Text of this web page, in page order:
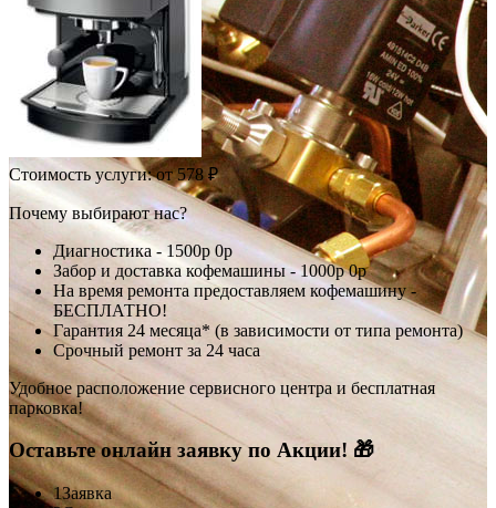
Стоимость услуги:от 578 ₽
Почему выбирают нас?
Диагностика -1500р 0р
Забор и доставка кофемашины -1000р0р
На время ремонта предоставляем кофемашину -
БЕСПЛАТНО!
Гарантия 24 месяца* (в зависимости от типа ремонта)
Срочный ремонт за 24 часа
Удобное расположение сервисного центра и бесплатная
парковка!
Оставьте онлайн заявку по Акции! 🎁
1Заявка